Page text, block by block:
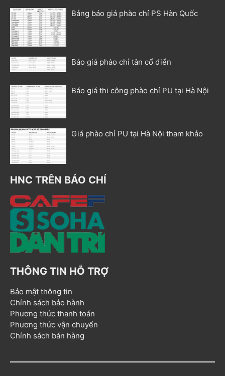
Bảng báo giá phào chỉ PS Hàn Quốc
Báo giá phào chỉ tân cổ điển
Báo giá thi công phào chỉ PU tại Hà Nội
Giá phào chỉ PU tại Hà Nội tham khảo
HNC TRÊN BÁO CHÍ
THÔNG TIN HỖ TRỢ
Bảo mật thông tin
Chính sách bảo hành
Phương thức thanh toán
Phương thức vận chuyển
Chính sách bán hàng